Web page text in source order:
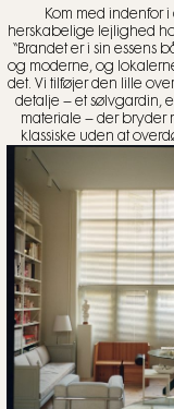
Kom med indenfor i
herskabelige lejlighed
“Brandet er i sin essens
og moderne, og
det. Vi tilføjer den lille
detalje – et sølvgardin,
materiale – der bryder
klassiske uden at